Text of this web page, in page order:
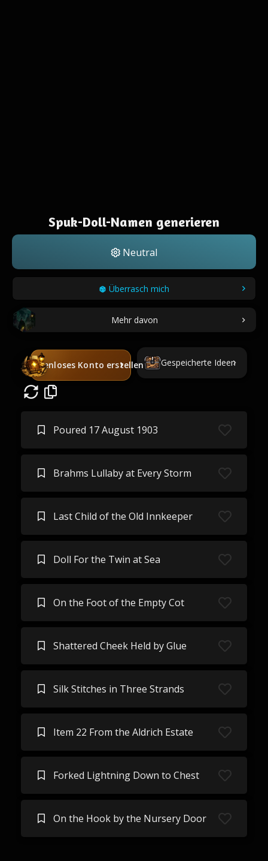
Spuk-Doll-Namen generieren
Neutral
Überrasch mich
Mehr davon
Kostenloses Konto erstellen Gespeicherte Ideen
Poured 17 August 1903
Brahms Lullaby at Every Storm
Last Child of the Old Innkeeper
Doll For the Twin at Sea
On the Foot of the Empty Cot
Shattered Cheek Held by Glue
Silk Stitches in Three Strands
Item 22 From the Aldrich Estate
Forked Lightning Down to Chest
On the Hook by the Nursery Door